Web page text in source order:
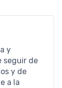
y
seguir de
y de
a la